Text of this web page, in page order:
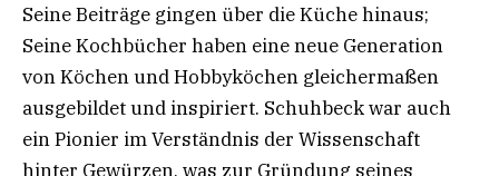
Seine Beiträge gingen über die Küche hinaus;
Seine Kochbücher haben eine neue Generation
von Köchen und Hobbyköchen gleichermaßen
ausgebildet und inspiriert. Schuhbeck war auch
ein Pionier im Verständnis der Wissenschaft
hinter Gewürzen, was zur Gründung seines